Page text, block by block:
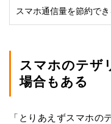
スマホ通信量を節約でき
スマホのテザ
場合もある
「とりあえずスマホの